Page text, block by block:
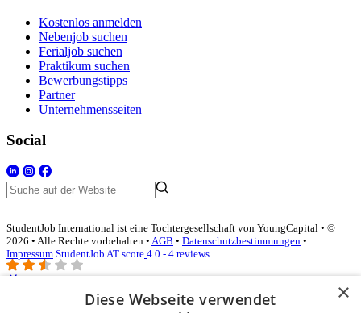
Kostenlos anmelden
Nebenjob suchen
Ferialjob suchen
Praktikum suchen
Bewerbungstipps
Partner
Unternehmensseiten
Social
StudentJob International ist eine Tochtergesellschaft von YoungCapital • ©
2026 • Alle Rechte vorbehalten • AGB • Datenschutzbestimmungen •
Impressum StudentJob AT score 4.0 - 4 reviews
×
Diese Webseite verwendet